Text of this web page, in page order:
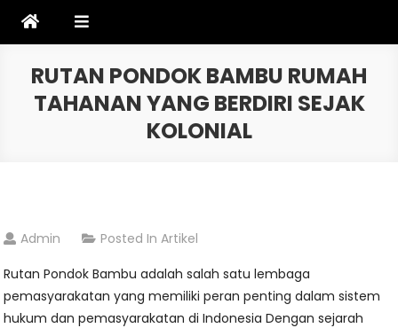
RUTAN PONDOK BAMBU RUMAH
TAHANAN YANG BERDIRI SEJAK
KOLONIAL
Admin Posted InArtikel
Rutan Pondok Bambu adalah salah satu lembaga
pemasyarakatan yang memiliki peran penting dalam sistem
hukum dan pemasyarakatan di Indonesia Dengan sejarah